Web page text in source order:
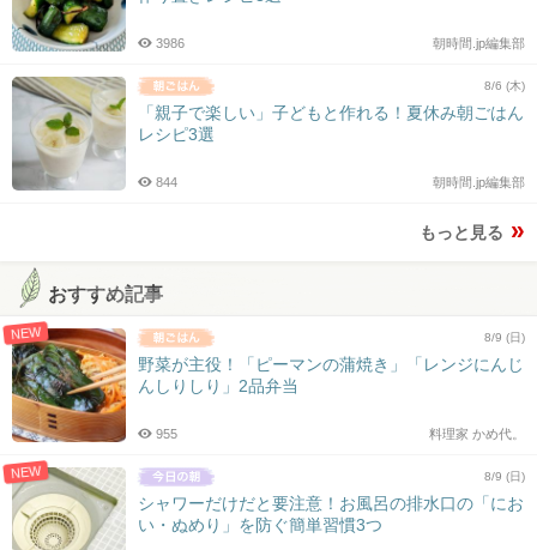
朝時間.jp編集部
3986
8/6 (木)
「親子で楽しい」子どもと作れる！夏休み朝ごはん
レシピ3選
朝時間.jp編集部
844
もっと見る
おすすめ記事
NEW 8/9 (日)
野菜が主役！「ピーマンの蒲焼き」「レンジにんじ
んしりしり」2品弁当
料理家 かめ代。
955
NEW 8/9 (日)
シャワーだけだと要注意！お風呂の排水口の「にお
い・ぬめり」を防ぐ簡単習慣3つ